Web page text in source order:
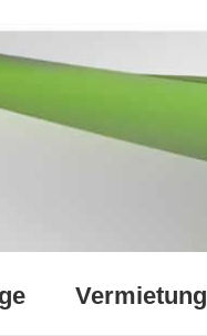
Vermietung